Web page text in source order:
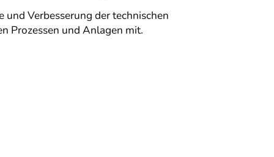
Verbesserung der technischen
Prozessen und Anlagen mit.